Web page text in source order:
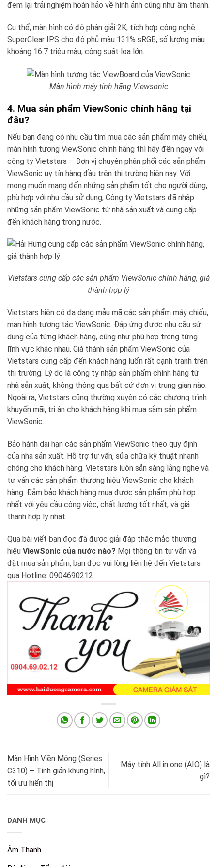
đem lại trải nghiệm hoàn hảo về hình ảnh cũng như âm thanh.
Cụ thể, màn hình có độ phân giải 2K, tích hợp công nghệ
SuperClear IPS cho độ phủ màu 131% sRGB, số lượng màu
khoảng 16.7 triệu màu, công suất loa lớn.
Màn hình máy tính hãng Viewsonic
4. Mua sản phẩm ViewSonic chính hãng tại
đâu?
Nếu bạn đang có nhu cầu tìm mua các sản phẩm máy chiếu,
màn hình tương ViewSonic chính hãng thì hãy đến ngay với
công ty Vietstars – Đơn vị chuyên phân phối các sản phẩm
ViewSonic uy tín hàng đầu trên thị trường hiện nay. Với
mong muốn mang đến những sản phẩm tốt cho người dùng,
phù hợp với nhu cầu sử dụng, Công ty Vietstars đã nhập
những sản phẩm ViewSonic từ nhà sản xuất và cung cấp
đến khách hàng trong nước.
Vietstars cung cấp các sản phẩm ViewSonic chính hãng, giá
thành hợp lý
Vietstars hiện có đa dạng mẫu mã các sản phẩm máy chiếu,
màn hình tương tác ViewSonic. Đáp ứng được nhu cầu sử
dụng của từng khách hàng, cũng như phù hợp trong từng
lĩnh vực khác nhau. Giá thành sản phẩm ViewSonic của
Vietstars cung cấp đến khách hàng luổn rất cạnh tranh trên
thị trường. Lý do là công ty nhập sản phẩm chính hãng từ
nhà sản xuất, không thông qua bất cứ đơn vị trung gian nào.
Ngoài ra, Vietstars cũng thường xuyên có các chương trình
khuyến mãi, tri ân cho khách hàng khi mua sắm sản phẩm
ViewSonic.
Bảo hành dài hạn các sản phẩm ViewSonic theo quy định
của nhà sản xuất. Hỗ trợ tư vấn, sửa chữa kỹ thuật nhanh
chóng cho khách hàng. Vietstars luôn sẵn sàng lắng nghe và
tư vấn các sản phẩm thương hiệu ViewSonic cho khách
hàng. Đảm bảo khách hàng mua được sản phẩm phù hợp
nhất với yêu cầu công việc, chất lượng tốt nhất, và giá
thành hợp lý nhất.
Qua bài viết bạn đọc đã được giải đáp thắc mắc thương
hiệu ViewSonic của nước nào? Mọi thông tin tư vấn và
đặt mua sản phẩm, bạn đọc vui lòng liên hệ đến Vietstars
qua Hotline: 0904690212
Màn Hình Viền Mỏng (Series
C310) – Tinh giản khung hình,
tối ưu hiển thị
Máy tính All in one (AIO) là
gì?
DANH MỤC
Âm Thanh